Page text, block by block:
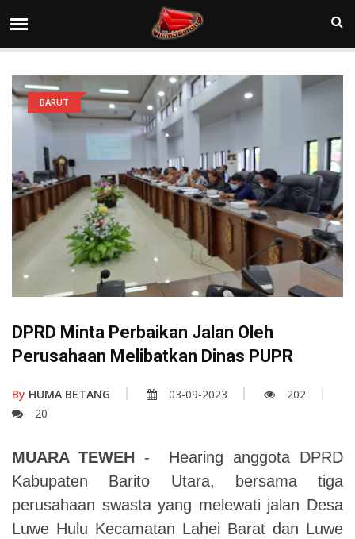
BARUT
DPRD Minta Perbaikan Jalan Oleh
Perusahaan Melibatkan Dinas PUPR
By HUMA BETANG 03-09-2023
202
20
MUARA TEWEH - Hearing anggota DPRD
Kabupaten Barito Utara, bersama tiga
perusahaan swasta yang melewati jalan Desa
Luwe Hulu Kecamatan Lahei Barat dan Luwe